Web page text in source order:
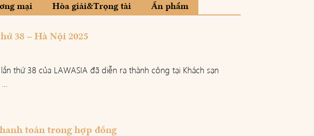
mại Hòa giải&Trọng tài Ấn phẩm
38 – Hà Nội 2025
thứ 38 của LAWASIA đã diễn ra thành công tại Khách sạn
…
toán trong hợp đồng